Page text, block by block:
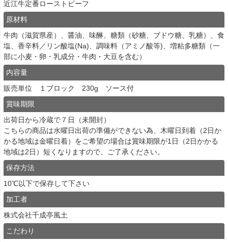
近江牛定番ローストビーフ
原材料
牛肉（滋賀県産）、醤油、味醂、糖類（砂糖、ブドウ糖、乳糖）、食
塩、香辛料／リン酸塩(Na)、調味料（アミノ酸等)、増粘多糖類（一
部に小麦・卵・乳成分・牛肉・大豆を含む）
内容量
販売単位 １ブロック 230g ソース付
賞味期限
出荷日から冷蔵で７日（未開封）
こちらの商品は水曜日出荷の準備ができない為、木曜日到着（2日か
かる地域は金曜日着）をご希望の場合は賞味期限が1日（2日かかる
地域は2日）短くなりますので、ご了承ください。
保存方法
10℃以下で保存して下さい
加工者
株式会社千成亭風土
こだわり